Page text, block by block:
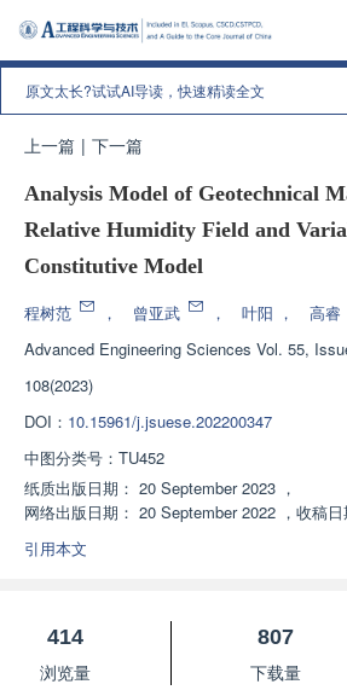
原文太长?试试AI导读，快速精读全文
上一篇 | 下一篇
Analysis Model of Geotechnical
Relative Humidity Field and
Constitutive Model
程树范 ， 曾亚武 ， 叶阳 ， 高睿
Advanced Engineering Sciences Vol. 55,
108(2023)
DOI： 10.15961/j.jsuese.202200347
中图分类号： TU452
纸质出版日期： 20 September 2023 ，
网络出版日期： 20 September 2022 ， 收稿日
引用本文
414
浏览量
807
下载量